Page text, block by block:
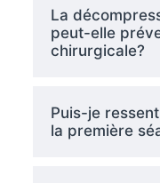
La
peut-elle
chirurgicale?
Puis-je
la première